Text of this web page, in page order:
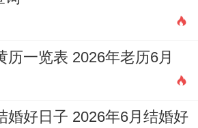
历一览表 2026年老历6月
婚好日子 2026年6月结婚好